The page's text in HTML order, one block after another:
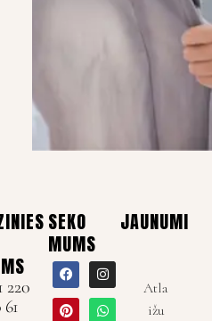
220
SEKO
MUMS
JAUNUMI
Atla
ižu